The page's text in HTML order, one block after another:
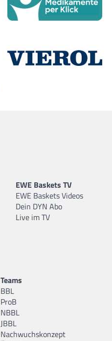
EWE Baskets TV
EWE Baskets Videos
Dein DYN Abo
Live im TV
Teams
BBL
ProB
NBBL
JBBL
Nachwuchskonzept